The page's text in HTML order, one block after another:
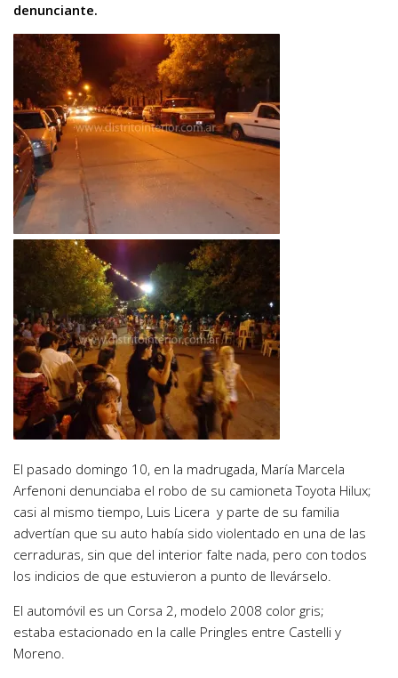
denunciante.
El pasado domingo 10, en la madrugada, María Marcela
Arfenoni denunciaba el robo de su camioneta Toyota Hilux;
casi al mismo tiempo, Luis Licera y parte de su familia
advertían que su auto había sido violentado en una de las
cerraduras, sin que del interior falte nada, pero con todos
los indicios de que estuvieron a punto de llevárselo.
El automóvil es un Corsa 2, modelo 2008 color gris;
estaba estacionado en la calle Pringles entre Castelli y
Moreno.